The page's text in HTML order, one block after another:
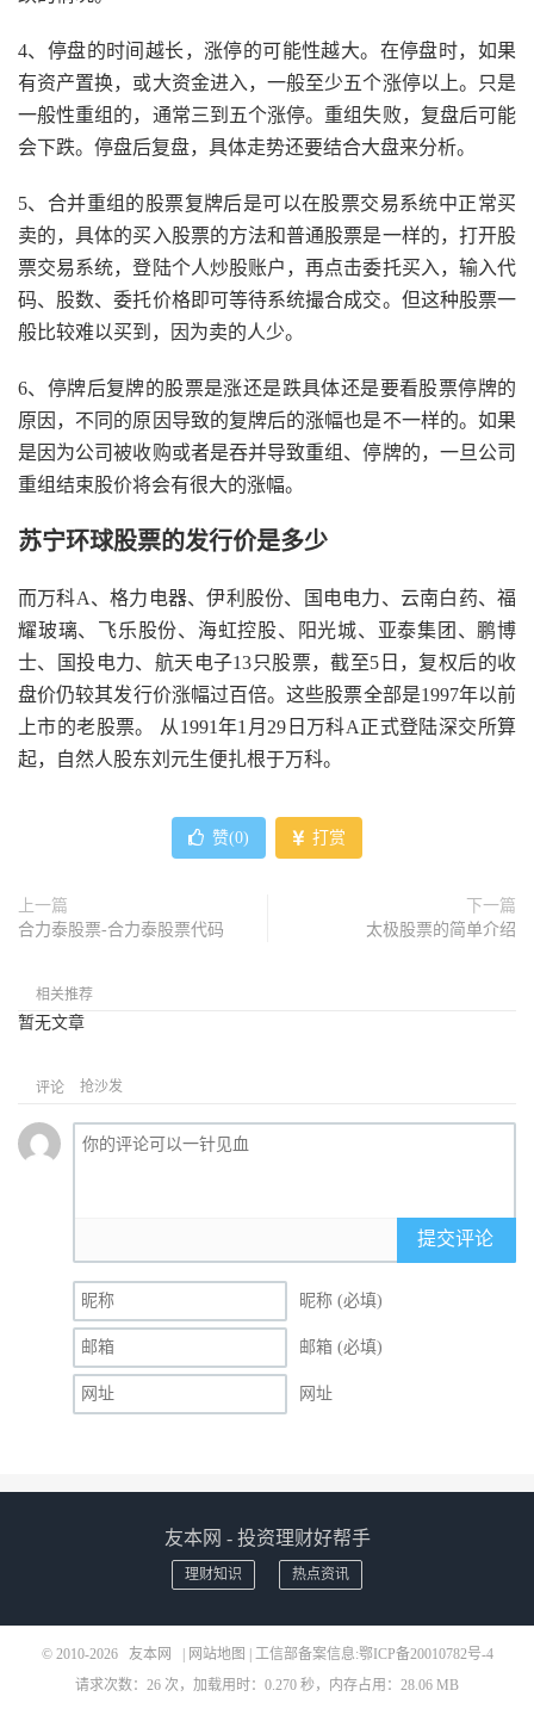
4、停盘的时间越长，涨停的可能性越大。在停盘时，如果
有资产置换，或大资金进入，一般至少五个涨停以上。只是
一般性重组的，通常三到五个涨停。重组失败，复盘后可能
会下跌。停盘后复盘，具体走势还要结合大盘来分析。
5、合并重组的股票复牌后是可以在股票交易系统中正常买
卖的，具体的买入股票的方法和普通股票是一样的，打开股
票交易系统，登陆个人炒股账户，再点击委托买入，输入代
码、股数、委托价格即可等待系统撮合成交。但这种股票一
般比较难以买到，因为卖的人少。
6、停牌后复牌的股票是涨还是跌具体还是要看股票停牌的
原因，不同的原因导致的复牌后的涨幅也是不一样的。如果
是因为公司被收购或者是吞并导致重组、停牌的，一旦公司
重组结束股价将会有很大的涨幅。
苏宁环球股票的发行价是多少
而万科A、格力电器、伊利股份、国电电力、云南白药、福
耀玻璃、飞乐股份、海虹控股、阳光城、亚泰集团、鹏博
士、国投电力、航天电子13只股票，截至5日，复权后的收
盘价仍较其发行价涨幅过百倍。这些股票全部是1997年以前
上市的老股票。 从1991年1月29日万科A正式登陆深交所算
起，自然人股东刘元生便扎根于万科。
赞(0) 打赏
上一篇
合力泰股票-合力泰股票代码
下一篇
太极股票的简单介绍
相关推荐
暂无文章
评论 抢沙发
提交评论
昵称 (必填)
邮箱 (必填)
网址
友本网 - 投资理财好帮手
理财知识 热点资讯
© 2010-2026 友本网 网站地图 | 工信部备案信息:鄂ICP备20010782号-4
请求次数：26 次，加载用时：0.270 秒，内存占用：28.06 MB